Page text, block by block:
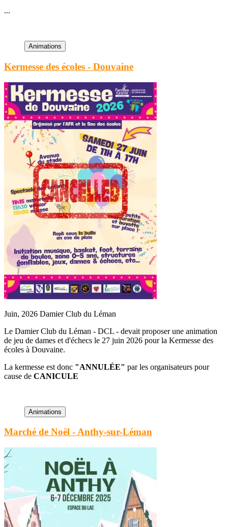
...
Kermesse des écoles - Douvaine
Juin, 2026 Damier Club du Léman
Le Damier Club du Léman - DCL - devait proposer une animation
de jeu de dames et d'échecs le 27 juin 2026 pour la Kermesse des
écoles à Douvaine.
La kermesse est donc "ANNULÉE" par les organisateurs pour
cause de CANICULE
Marché de Noël - Anthy-sur-Léman